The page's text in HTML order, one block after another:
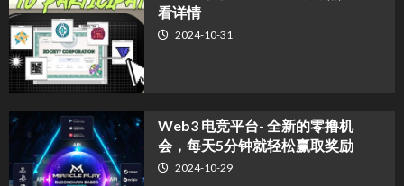
看详情
2024-10-31
Web3 电竞平台- 全新的零撸机
会，每天5分钟就轻松赢取奖励
2024-10-29